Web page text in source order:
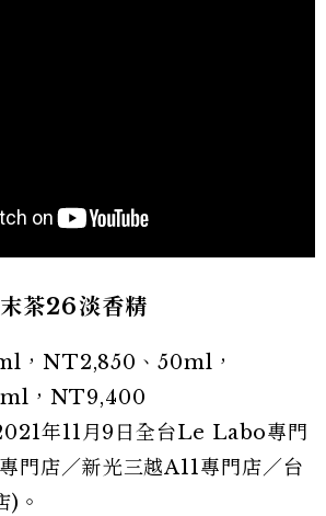
茶26淡香精
，NT2,850、50ml，
，NT9,400
年11月9日全台Le Labo專門
門店／新光三越A11專門店／台
)。